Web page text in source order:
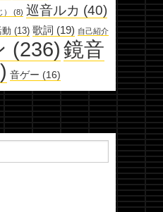
(8) 巡音ルカ (40)
(13) 歌詞 (19) 自己紹介
(236)鏡音
音ゲー (16)